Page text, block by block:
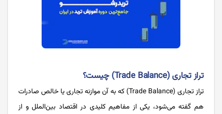
تراز تجاری (Trade Balance) چیست؟
تراز تجاری (Trade Balance) که به آن موازنه تجاری یا خالص صادرات
هم گفته می‌شود، یکی از مفاهیم کلیدی در اقتصاد بین‌الملل و از